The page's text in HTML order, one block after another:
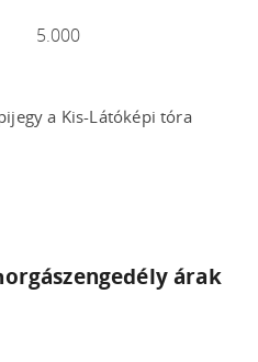
5.000
a Kis-Látóképi tóra
árak